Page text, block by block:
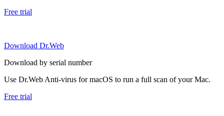
Free trial
Download Dr.Web
Download by serial number
Use Dr.Web Anti-virus for macOS to run a full scan of your Mac.
Free trial